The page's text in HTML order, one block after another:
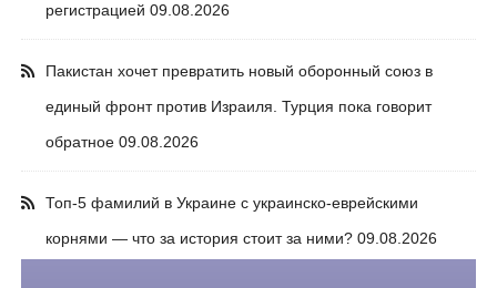
регистрацией 09.08.2026
Пакистан хочет превратить новый оборонный союз в
единый фронт против Израиля. Турция пока говорит
обратное 09.08.2026
Топ-5 фамилий в Украине с украинско-еврейскими
корнями — что за история стоит за ними? 09.08.2026